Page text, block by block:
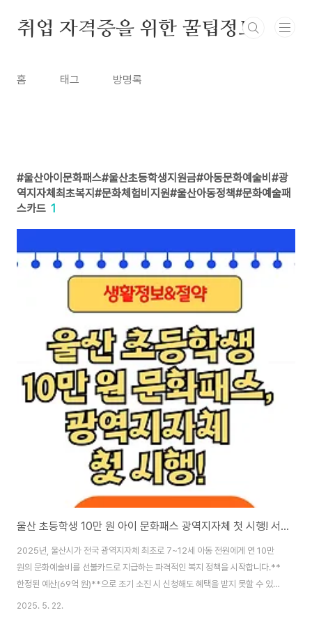
취업 자격증을 위한 꿀팁정보
홈 태그 방명록
울산아이문화패스#울산초등학생지원금#아동문화예술비#광
역지자체최초복지#문화체험비지원#울산아동정책#문화예술패
스카드 1
울산 초등학생 10만 원 아이 문화패스 광역지자체 첫 시행! 서두르세요
2025년, 울산시가 전국 광역지자체 최초로 7~12세 아동 전원에게 연 10만
원의 문화예술비를 선불카드로 지급하는 파격적인 복지 정책을 시작합니다.**
한정된 예산(69억 원)**으로 조기 소진 시 신청해도 혜택을 받지 못할 수 있
어, 빠른 신청이 필수입니다.전시, 공연, 예체능 학원, 도서구입까지! 아이에게
2025. 5. 22.